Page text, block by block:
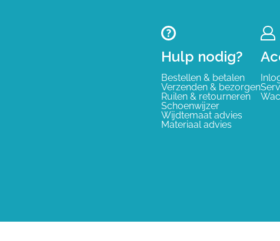
Hulp nodig?
Bestellen & betalen
Verzenden & bezorgen
Ruilen & retourneren
Schoenwijzer
Wijdtemaat advies
Materiaal advies